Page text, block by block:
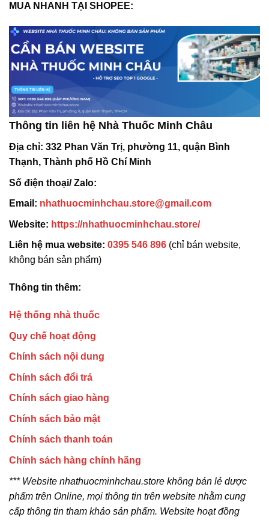
MUA NHANH TẠI SHOPEE:
Thông tin liên hệ Nhà Thuốc Minh Châu
Địa chỉ: 332 Phan Văn Trị, phường 11, quận Bình
Thạnh, Thành phố Hồ Chí Minh
Số điện thoại/ Zalo:
Email: nhathuocminhchau.store@gmail.com
Website: https://nhathuocminhchau.store/
Liên hệ mua website: 0395 546 896 (chỉ bán website,
không bán sản phẩm)
Thông tin thêm:
Hệ thống nhà thuốc
Quy chế hoạt động
Chính sách nội dung
Chính sách đổi trả
Chính sách giao hàng
Chính sách bảo mật
Chính sách thanh toán
Chính sách hàng chính hãng
*** Website nhathuocminhchau.store không bán lẻ dược
phẩm trên Online, mọi thông tin trên website nhằm cung
cấp thông tin tham khảo sản phẩm. Website hoạt đồng